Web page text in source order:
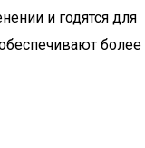
и годятся для
более